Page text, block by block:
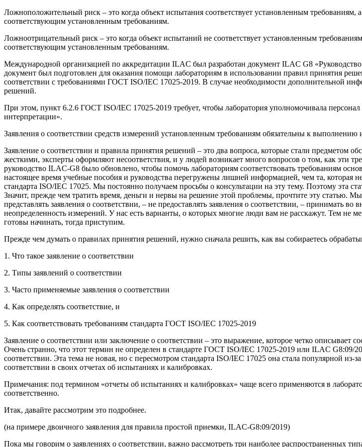
Ложноположительный риск – это когда объект испытания соответствует установленным требованиям,
соответствующим установленным требованиям.
Ложноотрицательный риск – это когда объект испытаний не соответствует установленным
соответствующим установленным требованиям.
Международной организацией по аккредитации ILAC был разработан документ ILAC G8
документ был подготовлен для оказания помощи лабораториям в использовании правил принятия
соответствии с требованиями ГОСТ ISO/IEC 17025-2019. В случае необходимости дополнительной
решений.
При этом, пункт 6.2.6 ГОСТ ISO/IEC 17025-2019 требует, чтобы лаборатория уполномочивала персонал
интерпретации».
Заявления о соответствии средств измерений установленным требованиям обязательны к выполнению
Заявление о соответствии и правила принятия решений – это два вопроса, которые стали предметом
жесткими, эксперты оформляют несоответствия, и у людей возникает много вопросов о том, как эти
руководство ILAC-G8 было обновлено, чтобы помочь лабораториям соответствовать требованиям
настоящее время учебные пособия и руководства перегружены лишней информацией, чем та, которая
стандарта ISO/IEC 17025. Мы постоянно получаем просьбы о консультации на эту тему. Поэтому эта
Значит, прежде чем тратить время, деньги и нервы на решение этой проблемы, прочтите эту статью.
представлять заявления о соответствии, – не предоставлять заявления о соответствии, – принимать
неопределенность измерений. У нас есть варианты, о которых многие люди вам не расскажут. Тем не
готовы начинать, тогда приступим.
Прежде чем думать о правилах принятия решений, нужно сначала решить, как вы собираетесь
1. Что такое заявление о соответствии
2. Типы заявлений о соответствии
3. Часто применяемые заявления о соответствии
4. Как определять соответствие, и
5. Как соответствовать требованиям стандарта ГОСТ ISO/IEC 17025-2019
Заявление о соответствии или заключение о соответствии – это выражение, которое четко описывает
Очень странно, что этот термин не определен в стандарте ГОСТ ISO/IEC 17025-2019 или ILAC
соответствии. Эта тема не новая, но с пересмотром стандарта ISO/IEC 17025 она стала популярной
соответствии в своих отчетах об испытаниях и калибровках.
Примечания: под термином «отчеты об испытаниях и калибровках» чаще всего применяются в
соответственно.
Итак, давайте рассмотрим это подробнее.
(на примере двоичного заявления для правила простой приемки, ILAC-G8:09/2019)
Пока мы говорим о заявлениях о соответствии, важно рассмотреть три наиболее распространенных